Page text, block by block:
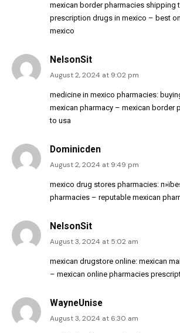
mexican border pharmacies shipping
prescription drugs in mexico – best
mexico
NelsonSit
August 2, 2024 at 9:02 pm
medicine in mexico pharmacies:
mexican pharmacy – mexican border
to usa
Dominicden
August 2, 2024 at 9:49 pm
mexico drug stores pharmacies:
pharmacies – reputable mexican
NelsonSit
August 3, 2024 at 5:02 am
mexican drugstore online: mexican
– mexican online pharmacies
WayneUnise
August 3, 2024 at 6:30 am